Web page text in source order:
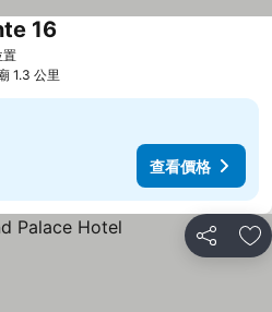
置
16
1.3 公里
查看價格
分享 放